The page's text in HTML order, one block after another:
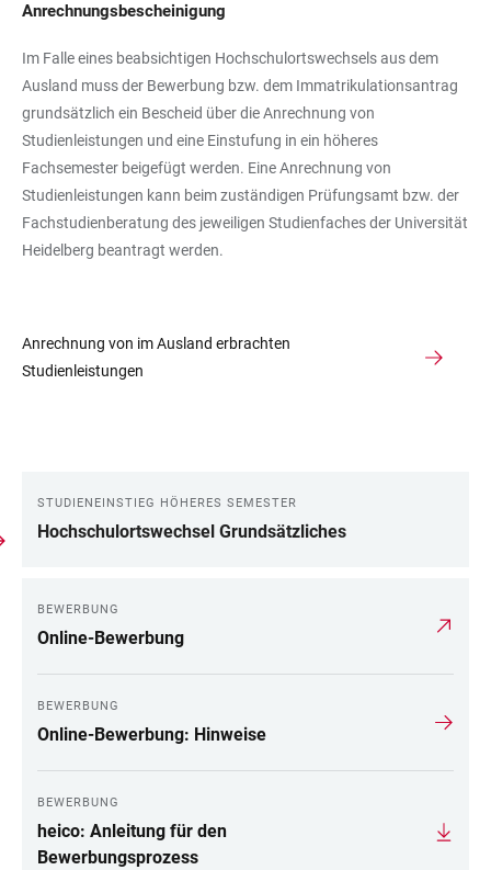
Anrechnungsbescheinigung
Im Falle eines beabsichtigen Hochschulortswechsels aus dem
Ausland muss der Bewerbung bzw. dem Immatrikulationsantrag
grundsätzlich ein Bescheid über die Anrechnung von
Studienleistungen und eine Einstufung in ein höheres
Fachsemester beigefügt werden. Eine Anrechnung von
Studienleistungen kann beim zuständigen Prüfungsamt bzw. der
Fachstudienberatung des jeweiligen Studienfaches der Universität
Heidelberg beantragt werden.
Anrechnung von im Ausland erbrachten
Studienleistungen
LINKS
STUDIENEINSTIEG HÖHERES SEMESTER
Hochschulortswechsel Grundsätzliches
BEWERBUNG
Online-Bewerbung
BEWERBUNG
Online-Bewerbung: Hinweise
BEWERBUNG
heico: Anleitung für den
Bewerbungsprozess